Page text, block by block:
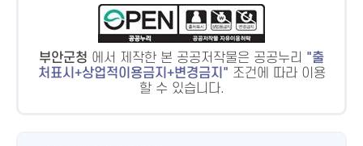
부안군청 에서 제작한 본 공공저작물은 공공누리
출
처표시+상업적이용금지+변경금지
조건에 따라 이용
할 수 있습니다.